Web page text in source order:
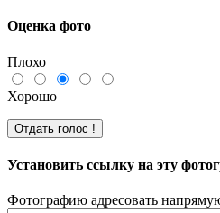
Оценка фото
Плохо
Хорошо
Установить ссылку на эту
Фотографию адресовать